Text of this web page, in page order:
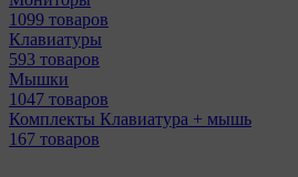
1099 товаров
Клавиатуры
593 товаров
Мышки
1047 товаров
Комплекты Клавиатура + мышь
167 товаров